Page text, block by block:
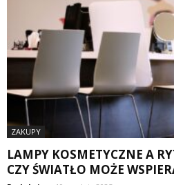
ZAKUPY
LAMPY KOSMETYCZNE A
CZY ŚWIATŁO MOŻE